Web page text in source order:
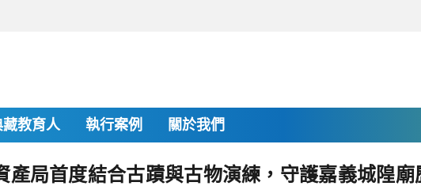
藏教育人 執行案例 關於我們
產局首度結合古蹟與古物演練，守護嘉義城隍廟